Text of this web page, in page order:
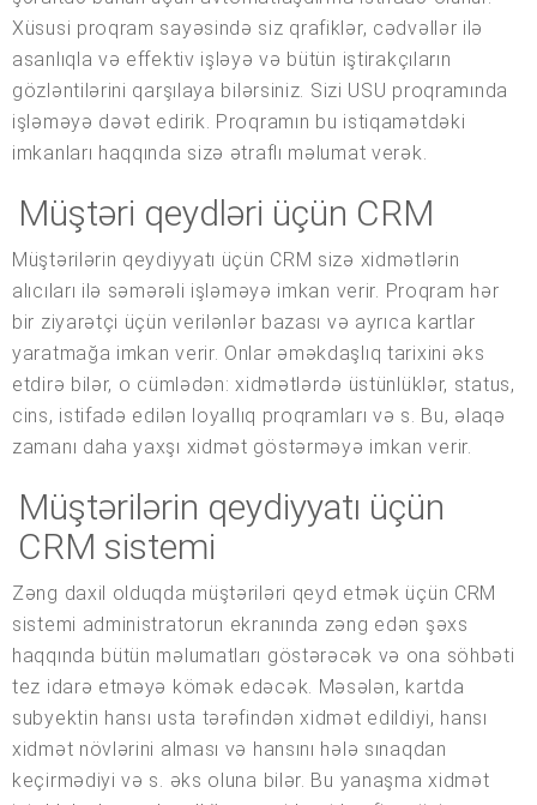
Xüsusi proqram sayəsində siz qrafiklər, cədvəllər ilə
asanlıqla və effektiv işləyə və bütün iştirakçıların
gözləntilərini qarşılaya bilərsiniz. Sizi USU proqramında
işləməyə dəvət edirik. Proqramın bu istiqamətdəki
imkanları haqqında sizə ətraflı məlumat verək.
Müştəri qeydləri üçün CRM
Müştərilərin qeydiyyatı üçün CRM sizə xidmətlərin
alıcıları ilə səmərəli işləməyə imkan verir. Proqram hər
bir ziyarətçi üçün verilənlər bazası və ayrıca kartlar
yaratmağa imkan verir. Onlar əməkdaşlıq tarixini əks
etdirə bilər, o cümlədən: xidmətlərdə üstünlüklər, status,
cins, istifadə edilən loyallıq proqramları və s. Bu, əlaqə
zamanı daha yaxşı xidmət göstərməyə imkan verir.
Müştərilərin qeydiyyatı üçün
CRM sistemi
Zəng daxil olduqda müştəriləri qeyd etmək üçün CRM
sistemi administratorun ekranında zəng edən şəxs
haqqında bütün məlumatları göstərəcək və ona söhbəti
tez idarə etməyə kömək edəcək. Məsələn, kartda
subyektin hansı usta tərəfindən xidmət edildiyi, hansı
xidmət növlərini alması və hansını hələ sınaqdan
keçirmədiyi və s. əks oluna bilər. Bu yanaşma xidmət